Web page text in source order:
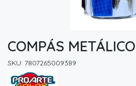
COMPÁS
SKU: 7807265009389